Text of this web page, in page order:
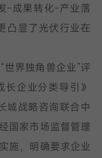
-成果转化-产业落
凸显了光伏行业在
界独角兽企业”评
企业分类导引》
城战略咨询联合中
国家市场监督管理
施，明确要求企业